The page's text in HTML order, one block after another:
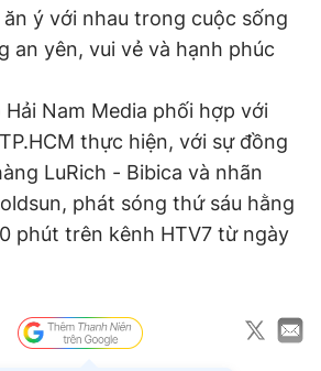
ý với nhau trong cuộc sống
an yên, vui vẻ và hạnh phúc
Nam Media phối hợp với
thực hiện, với sự đồng
LuRich - Bibica và nhãn
phát sóng thứ sáu hằng
phút trên kênh HTV7 từ ngày